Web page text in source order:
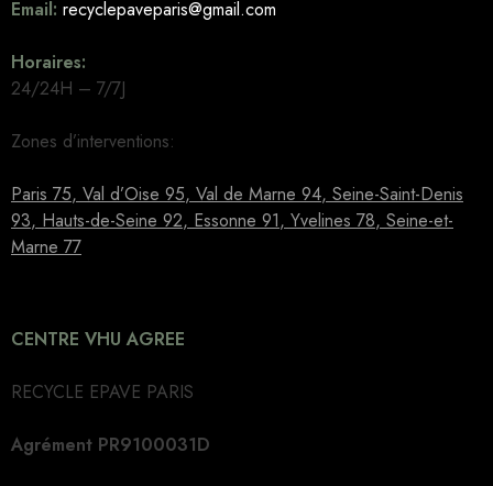
CENTRE VHU AGREE
RECYCLE EPAVE PARIS
Agrément PR9100031D
Email: recyclepaveparis@gmail.com
Horaires:
24/24H – 7/7J
Zones d’interventions:
Paris 75, Val d’Oise 95, Val de Marne 94, Seine-Saint-Denis
93, Hauts-de-Seine 92, Essonne 91, Yvelines 78, Seine-et-
Marne 77